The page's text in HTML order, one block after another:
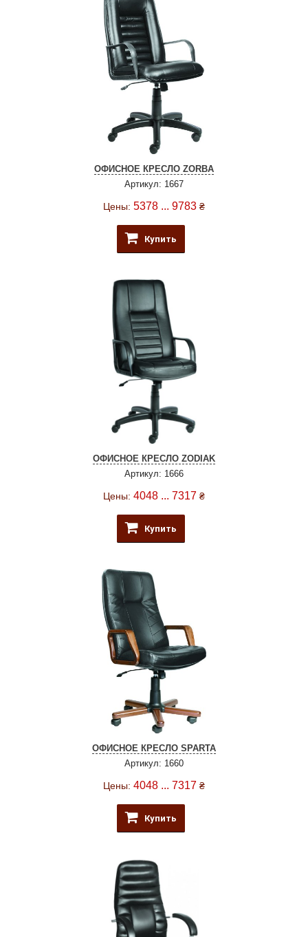
ОФИСНОЕ КРЕСЛО ZORBA
Артикул: 1667
Цены: 5378 ... 9783 ₴
Купить
ОФИСНОЕ КРЕСЛО ZODIAK
Артикул: 1666
Цены: 4048 ... 7317 ₴
Купить
ОФИСНОЕ КРЕСЛО SPARTA
Артикул: 1660
Цены: 4048 ... 7317 ₴
Купить